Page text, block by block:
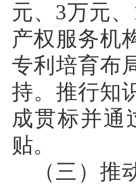
元、 3万元、
产权服务机
专利培育布
持。推行知
成贯标并通
贴。
（三）推